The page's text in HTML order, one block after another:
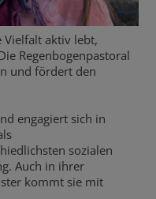
Vielfalt aktiv lebt,
Regenbogenpastoral
und fördert den
engagiert sich in
sozialen
Auch in ihrer
kommt sie mit